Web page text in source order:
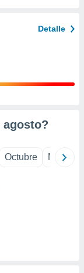
Detalle
agosto?
Octubre